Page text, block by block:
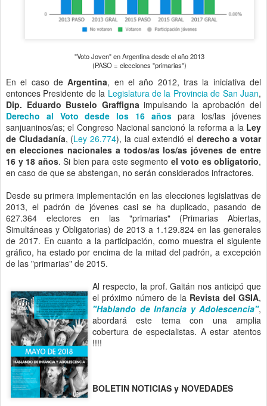
En el caso deArgentina, en el año 2012, tras la iniciativa del
entonces Presidente de laLegislatura de la Provincia de San Juan
Dip. Eduardo Bustelo Graffigna
impulsando la aprobación del
sanjuaninos/as; el Congreso Nacional sancionó la reforma a la
Ley 26.774), la cual extendió el
en elecciones nacionales a todos/as los/as jóvenes de entre
16 y 18 años. Si bien para este segmento el voto es obligatorio,
en caso de que se abstengan, no serán considerados infractores.
Desde su primera implementación en las elecciones legislativas de
2013, el padrón de jóvenes casi se ha duplicado, pasando de
627.364 electores en las "primarias" (Primarias Abiertas,
Simultáneas y Obligatorias) de 2013 a 1.129.824 en las generales
de 2017. En cuanto a la participación, como muestra el siguiente
de las "primarias" de 2015.
Al respecto, la prof. Gaitán nos anticipó que
el próximo número de laRevista del GSIA,
"Hablando de Infancia y Adolescencia",
abordará este tema con una amplia
cobertura de especialistas. A estar atentos
BOLETIN NOTICIAS y NOVEDADES
COLOMBIA, se desarrolló el
Campamento Filosófico “Lógica, pensamiento y creación”;
una experiencia en la cual los jóvenes de las Instituciones
Educativas comprometidas con el proyecto Filosofía e Infancia o
Filosofía para Niños de Colombia, comparten saberes, inquietudes,
afectos y posibilidades de constitución como sujetos.